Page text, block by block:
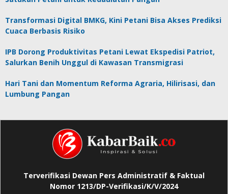
Transformasi Digital BMKG, Kini Petani Bisa Akses Prediksi
Cuaca Berbasis Risiko
IPB Dorong Produktivitas Petani Lewat Ekspedisi Patriot,
Salurkan Benih Unggul di Kawasan Transmigrasi
Hari Tani dan Momentum Reforma Agraria, Hilirisasi, dan
Lumbung Pangan
Terverifikasi Dewan Pers Administratif & Faktual
Nomor 1213/DP-Verifikasi/K/V/2024